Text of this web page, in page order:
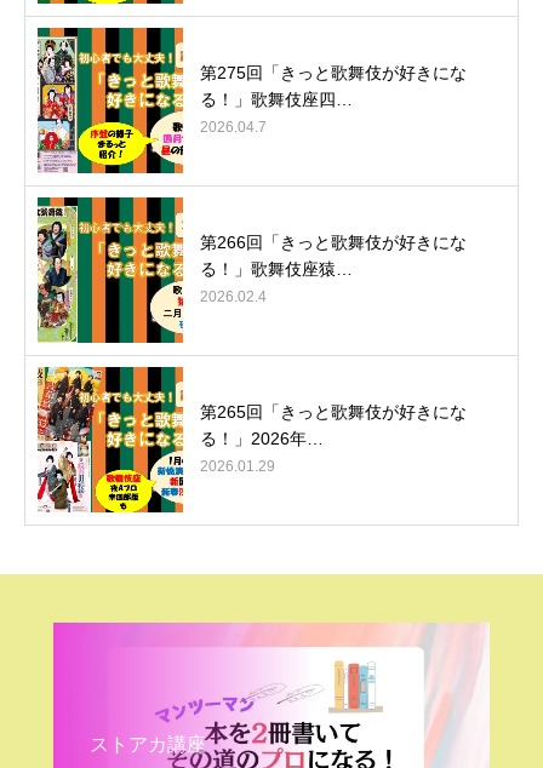
第275回「きっと歌舞伎が好きにな
る！」歌舞伎座四…
2026.04.7
第266回「きっと歌舞伎が好きにな
る！」歌舞伎座猿…
2026.02.4
第265回「きっと歌舞伎が好きにな
る！」2026年…
2026.01.29
ストアカ講座